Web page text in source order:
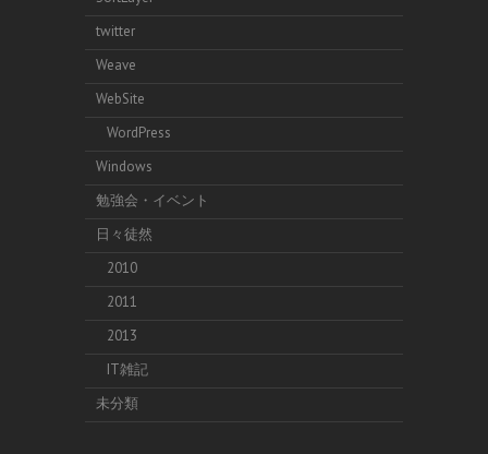
twitter
Weave
WebSite
WordPress
Windows
勉強会・イベント
日々徒然
2010
2011
2013
IT雑記
未分類